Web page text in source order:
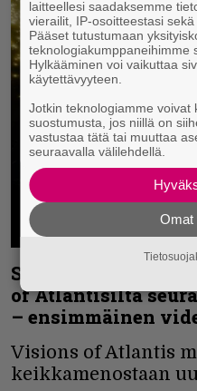
Sinfonista metallia
of Atlantisilta
– ensimmäinen
Visions of Atlantis
keikkamenostaan
laitteellesi saadaksemme
vierailit, IP-osoitteestasi
Pääset tutustumaan
teknologiakumppaneihimme
Hylkääminen voi vaikuttaa
käytettävyyteen.
Jotkin teknologiamme voivat
suostumusta, jos niillä on
vastustaa tätä tai muuttaa
seuraavalla välilehdellä.
Omat